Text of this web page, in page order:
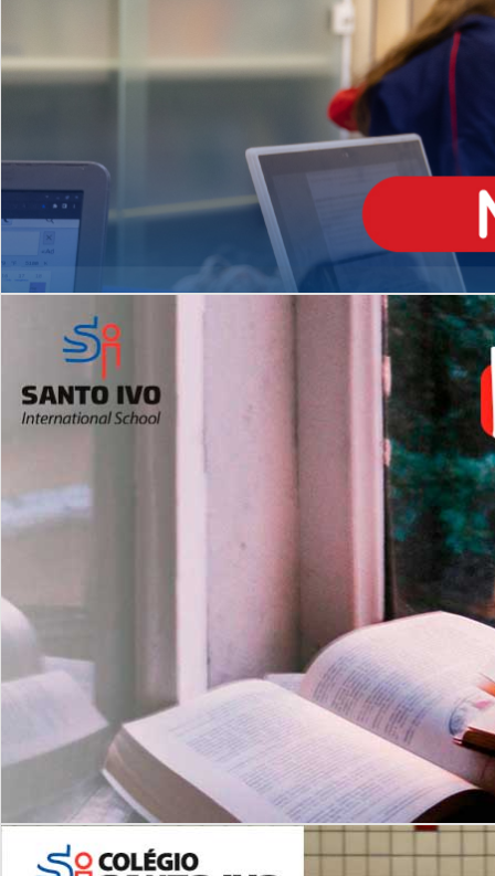
Matrículas Abertas 2026
Leituras Literárias
MÉDIO
igh School
Dupla Diplomação
2º AO 5º ANO FUNDAMENTAL
es
Com imersão Bilingue - Anos
Finais
6º AO 9º ANO FUNDAMENTAL
Inglês: Turmas Reduzidas
(Proficiência)